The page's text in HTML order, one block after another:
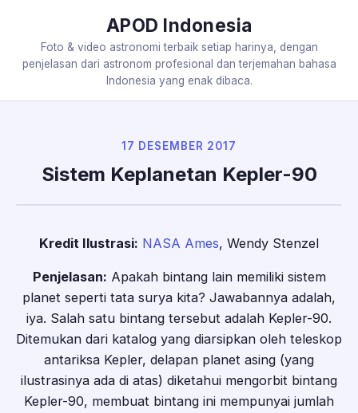
APOD Indonesia
Foto & video astronomi terbaik setiap harinya, dengan
penjelasan dari astronom profesional dan terjemahan bahasa
Indonesia yang enak dibaca.
17 DESEMBER 2017
Sistem Keplanetan Kepler-90
Kredit Ilustrasi: NASA Ames, Wendy Stenzel
Penjelasan: Apakah bintang lain memiliki sistem
planet seperti tata surya kita? Jawabannya adalah,
iya. Salah satu bintang tersebut adalah Kepler-90.
Ditemukan dari katalog yang diarsipkan oleh teleskop
antariksa Kepler, delapan planet asing (yang
ilustrasinya ada di atas) diketahui mengorbit bintang
Kepler-90, membuat bintang ini mempunyai jumlah